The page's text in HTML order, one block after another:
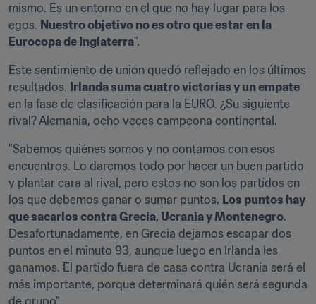
mismo. Es un entorno en el que no hay lugar para los
egos. Nuestro objetivo no es otro que estar en la
Eurocopa de Inglaterra".
Este sentimiento de unión quedó reflejado en los últimos
resultados. Irlanda suma cuatro victorias y un empate
en la fase de clasificación para la EURO. ¿Su siguiente
rival? Alemania, ocho veces campeona continental.
"Sabemos quiénes somos y no contamos con esos
encuentros. Lo daremos todo por hacer un buen partido
y plantar cara al rival, pero estos no son los partidos en
los que debemos ganar o sumar puntos. Los puntos hay
que sacarlos contra Grecia, Ucrania y Montenegro.
Desafortunadamente, en Grecia dejamos escapar dos
puntos en el minuto 93, aunque luego en Irlanda les
ganamos. El partido fuera de casa contra Ucrania será el
más importante, porque determinará quién será segunda
de grupo".